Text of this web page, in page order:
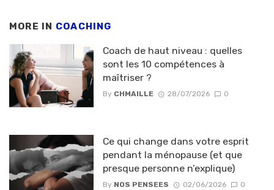
MORE IN COACHING
Coach de haut niveau : quelles
sont les 10 compétences à
maîtriser ?
By CHMAILLE 28/07/2026 0
Ce qui change dans votre esprit
pendant la ménopause (et que
presque personne n’explique)
By NOS PENSEES 02/06/2026 0